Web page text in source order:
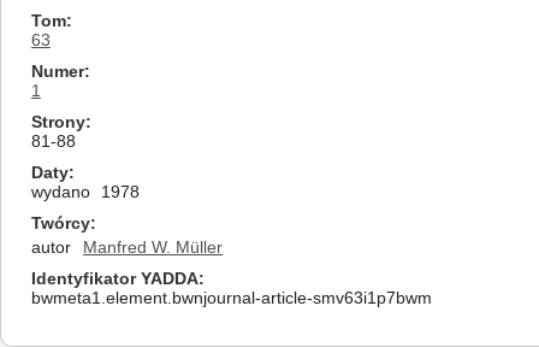
Tom
63
Numer
1
Strony
81-88
Daty
wydano
1978
Twórcy
autor
Manfred W. Müller
Identyfikator YADDA
bwmeta1.element.bwnjournal-article-smv63i1p7bwm